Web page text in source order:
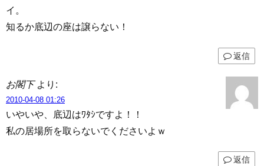
イ。
知るか底辺の座は譲らない！
返信
お閣下 より:
2010-04-08 01:26
いやいや、底辺はﾜﾀｼですよ！！
私の居場所を取らないでくださいよｗ
返信